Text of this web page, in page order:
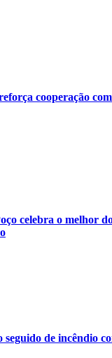
cooperação
celebra o melhor
seguido de incêndio